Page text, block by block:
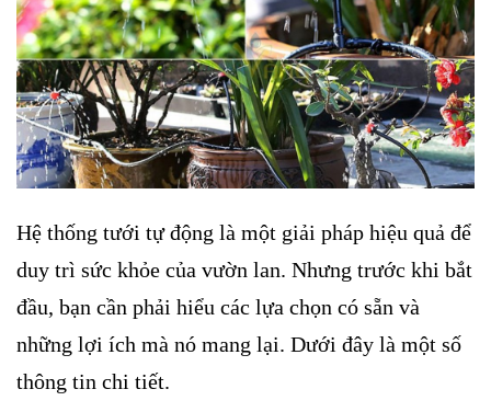
Hệ thống tưới tự động là một giải pháp hiệu quả để
duy trì sức khỏe của vườn lan. Nhưng trước khi bắt
đầu, bạn cần phải hiểu các lựa chọn có sẵn và
những lợi ích mà nó mang lại. Dưới đây là một số
thông tin chi tiết.